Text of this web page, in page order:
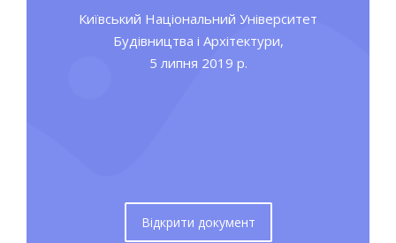
Київський Національний Університет
Будівництва і Архітектури,
5 липня 2019 р.
Відкрити документ